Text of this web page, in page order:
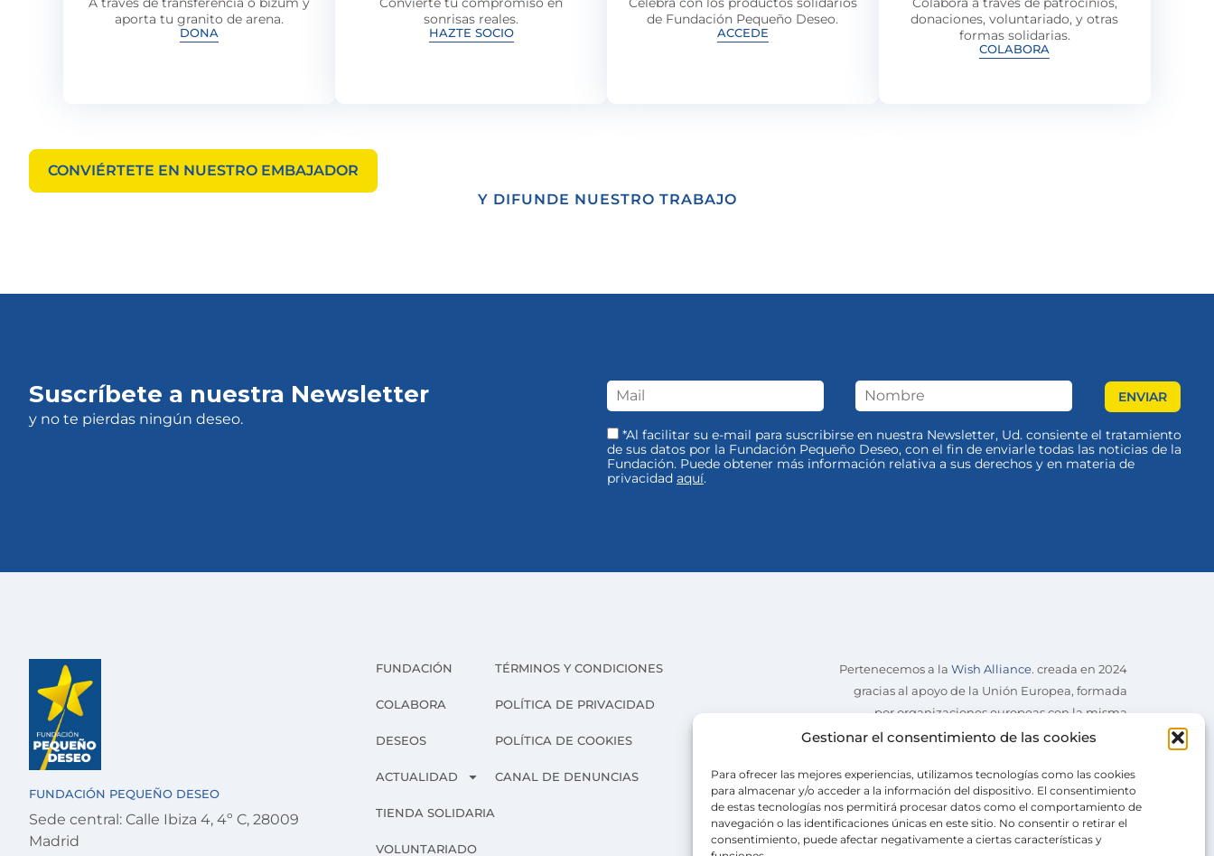
Gestionar el consentimiento de las cookies
Para ofrecer las mejores experiencias, utilizamos tecnologías como las cookies
para almacenar y/o acceder a la información del dispositivo. El consentimiento
de estas tecnologías nos permitirá procesar datos como el comportamiento de
navegación o las identificaciones únicas en este sitio. No consentir o retirar el
consentimiento, puede afectar negativamente a ciertas características y
aporta tu granito de arena.
DONA
sonrisas reales.
HAZTE SOCIO
de Fundación Pequeño Deseo.
ACCEDE
donaciones, voluntariado, y otras
formas solidarias.
COLABORA
CONVIÉRTETE EN NUESTRO EMBAJADOR
Y DIFUNDE NUESTRO TRABAJO
Suscríbete a nuestra Newsletter
y no te pierdas ningún deseo.
*Al facilitar su e-mail para suscribirse en nuestra Newsletter, Ud. consiente el tratamiento
de sus datos por la Fundación Pequeño Deseo, con el fin de enviarle todas las noticias de la
Fundación. Puede obtener más información relativa a sus derechos y en materia de
privacidad aquí.
FUNDACIÓN PEQUEÑO DESEO
Sede central: Calle Ibiza 4, 4º C, 28009
Madrid
FUNDACIÓN
COLABORA
DESEOS
ACTUALIDAD
TIENDA SOLIDARIA
VOLUNTARIADO
TÉRMINOS Y CONDICIONES
POLÍTICA DE PRIVACIDAD
POLÍTICA DE COOKIES
CANAL DE DENUNCIAS
Pertenecemos a la Wish Alliance. creada en 2024
gracias al apoyo de la Unión Europea, formada
por organizaciones europeas con la misma
misión.